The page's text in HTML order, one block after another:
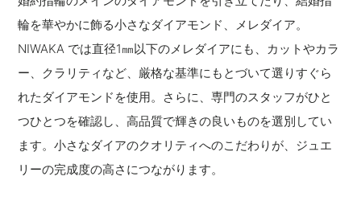
輪を華やかに飾る小さなダイアモンド、メレダイア。
NIWAKA では直径1㎜以下のメレダイアにも、カットやカラ
ー、クラリティなど、厳格な基準にもとづいて選りすぐら
れたダイアモンドを使用。さらに、専門のスタッフがひと
つひとつを確認し、高品質で輝きの良いものを選別してい
ます。小さなダイアのクオリティへのこだわりが、ジュエ
リーの完成度の高さにつながります。